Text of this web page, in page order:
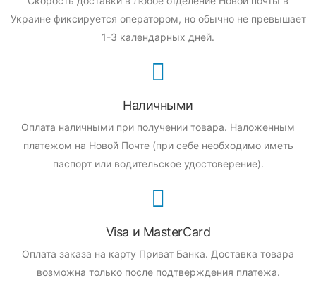
Украине фиксируется оператором, но обычно не превышает
1-3 календарных дней.
Наличными
Оплата наличными при получении товара. Наложенным
платежом на Новой Почте (при себе необходимо иметь
паспорт или водительское удостоверение).
Visa и MasterCard
Оплата заказа на карту Приват Банка. Доставка товара
возможна только после подтверждения платежа.